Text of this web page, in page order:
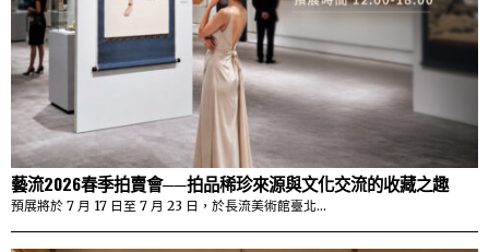
藝流2026春季拍賣會──拍品稀珍來源與文化交流的收藏之趣
預展將於 7 月 17 日至 7 月 23 日，於長流美術館臺北…